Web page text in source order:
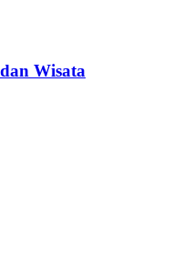
Wisata